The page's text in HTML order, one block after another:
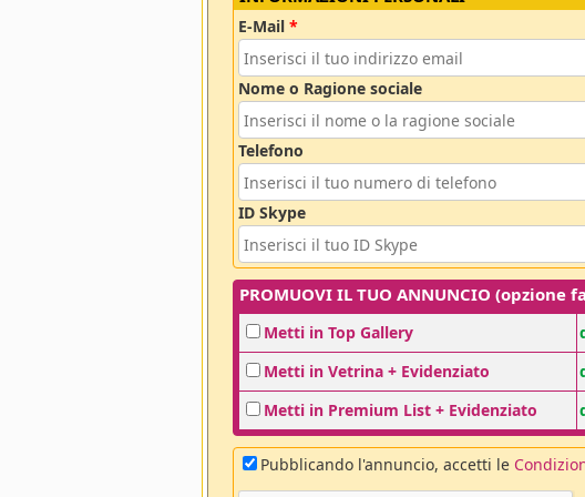
E-Mail*
Nome o Ragione sociale
Telefono
ID Skype
PROMUOVI IL TUO ANNUNCIO (opzione
Metti in Top Gallery
Metti in Vetrina + Evidenziato
Metti in Premium List + Evidenziato
Pubblicando l'annuncio, accetti le